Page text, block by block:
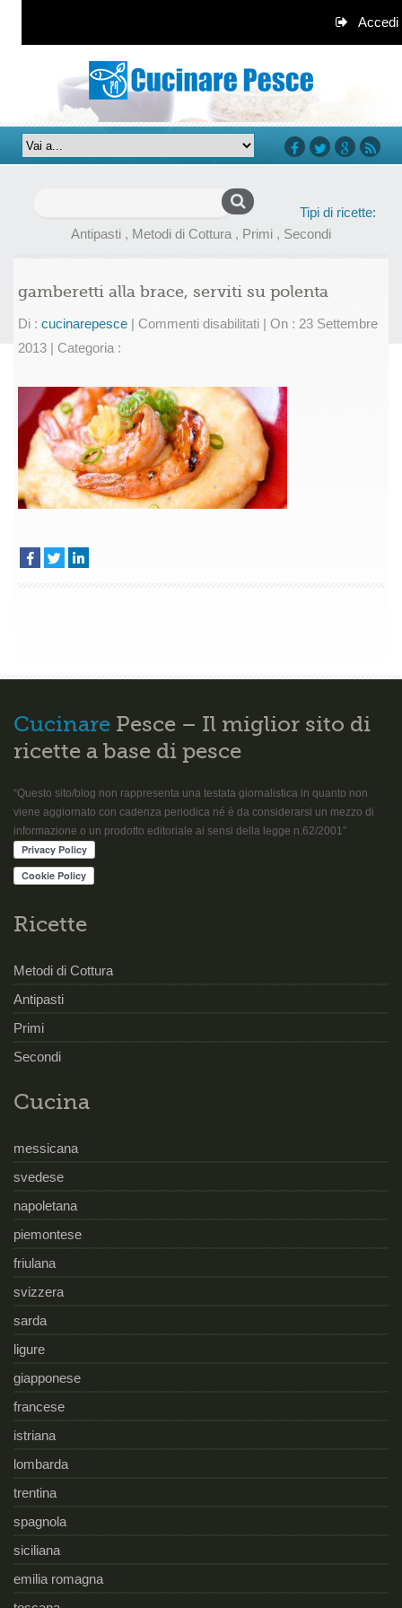
Accedi
Tipi di ricette:
Antipasti , Metodi di Cottura , Primi , Secondi
gamberetti alla brace, serviti su polenta
Di : cucinarepesce | Commenti disabilitatisu
brace,
serviti
su
polenta
| On : 23 Settembre
2013 | Categoria :
Cucinare Pesce – Il miglior sito di
ricette a base di pesce
“Questo sito/blog non rappresenta una testata giornalistica in quanto non
viene aggiornato con cadenza periodica né è da considerarsi un mezzo di
informazione o un prodotto editoriale ai sensi della legge n.62/2001”
Ricette
Metodi di Cottura
Antipasti
Primi
Secondi
Cucina
messicana
svedese
napoletana
piemontese
friulana
svizzera
sarda
ligure
giapponese
francese
istriana
lombarda
trentina
spagnola
siciliana
emilia romagna